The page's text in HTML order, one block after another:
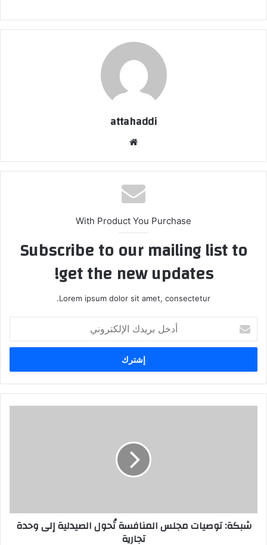
attahaddi
الوي
ب
With Product You Purchase
Subscribe to our mailing list to
get the new updates!
Lorem ipsum dolor sit amet, consectetur.
خ
ب
ر
شبكة: توصيات مجلس المنافسة تُحول الصيدلية إلى وحدة
تجارية